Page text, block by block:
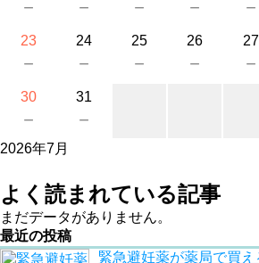
－ － － － －
23
－
24
－
25
－
26
－
27
－
30
－
31
－
2026年7月
よく読まれている記事
まだデータがありません。
最近の投稿
緊急避妊薬が薬局で買